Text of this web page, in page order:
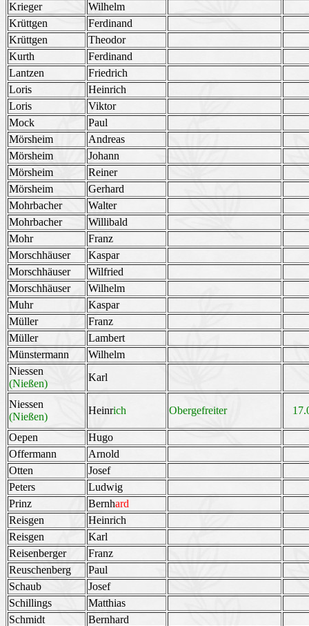
Krieger
Wilhelm
Krüttgen
Ferdinand
Krüttgen
Theodor
Kurth
Ferdinand
Lantzen
Friedrich
Loris
Heinrich
Loris
Viktor
Mock
Paul
Mörsheim
Andreas
Mörsheim
Johann
Mörsheim
Reiner
Mörsheim
Gerhard
Mohrbacher
Walter
Mohrbacher
Willibald
Mohr
Franz
Morschhäuser
Kaspar
Morschhäuser
Wilfried
Morschhäuser
Wilhelm
Muhr
Kaspar
Müller
Franz
Müller
Lambert
Münstermann
Wilhelm
Niessen
(Nießen)
Karl
Niessen
(Nießen)
Heinrich Obergefreiter
Oepen
Hugo
Offermann
Arnold
Otten
Josef
Peters
Ludwig
Prinz
Bernhard
Reisgen
Heinrich
Reisgen
Karl
Reisenberger
Franz
Reuschenberg
Paul
Schaub
Josef
Schillings
Matthias
Schmidt
Bernhard